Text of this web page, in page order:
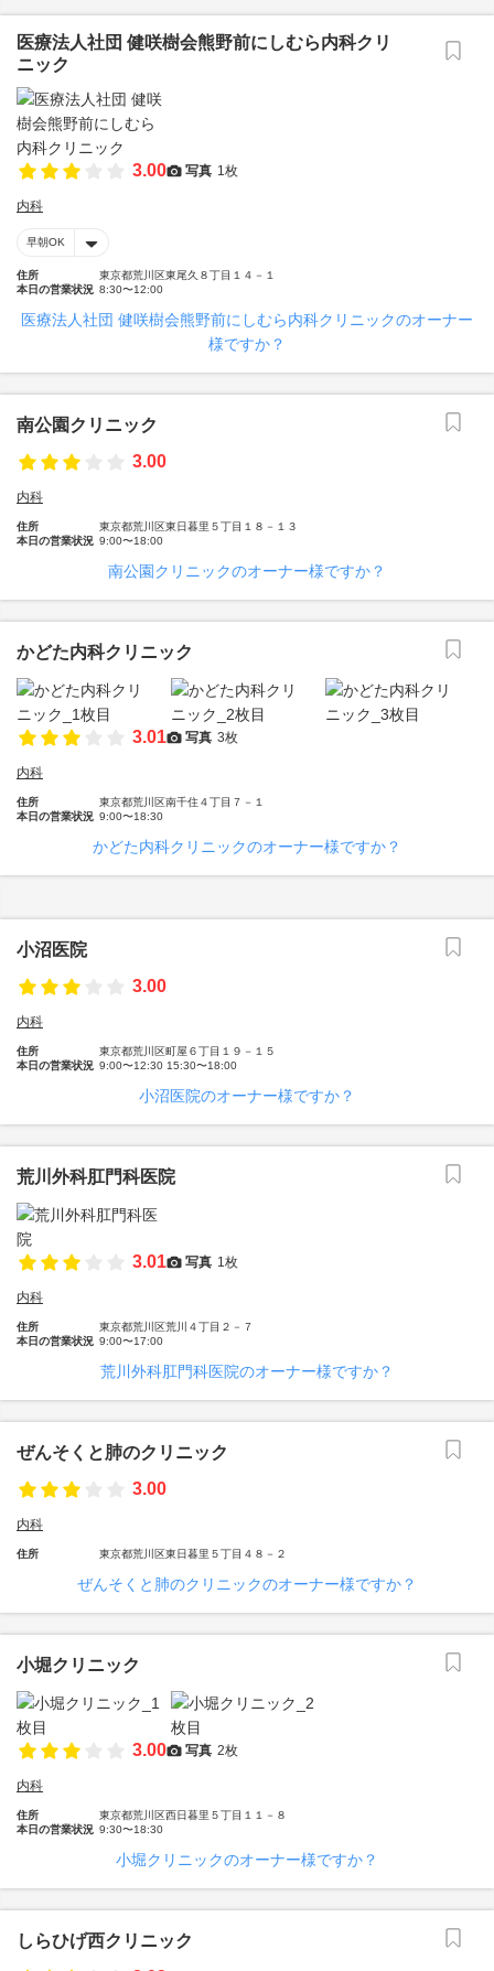
医療法人社団 健咲樹会熊野前にしむら内科クリ
ニック
3.00 写真 1枚
内科
早朝OK
住所
東京都荒川区東尾久８丁目１４－１
本日の営業状況 8:30〜12:00
医療法人社団 健咲樹会熊野前にしむら内科クリニックのオーナー
様ですか？
南公園クリニック
3.00
内科
住所
東京都荒川区東日暮里５丁目１８－１３
本日の営業状況 9:00〜18:00
南公園クリニックのオーナー様ですか？
かどた内科クリニック
3.01 写真 3枚
内科
住所
東京都荒川区南千住４丁目７－１
本日の営業状況 9:00〜18:30
かどた内科クリニックのオーナー様ですか？
小沼医院
3.00
内科
住所
東京都荒川区町屋６丁目１９－１５
本日の営業状況 9:00〜12:30 15:30〜18:00
小沼医院のオーナー様ですか？
荒川外科肛門科医院
3.01 写真 1枚
内科
住所
東京都荒川区荒川４丁目２－７
本日の営業状況 9:00〜17:00
荒川外科肛門科医院のオーナー様ですか？
ぜんそくと肺のクリニック
3.00
内科
住所 東京都荒川区東日暮里５丁目４８－２
ぜんそくと肺のクリニックのオーナー様ですか？
小堀クリニック
3.00 写真 2枚
内科
住所
東京都荒川区西日暮里５丁目１１－８
本日の営業状況 9:30〜18:30
小堀クリニックのオーナー様ですか？
しらひげ西クリニック